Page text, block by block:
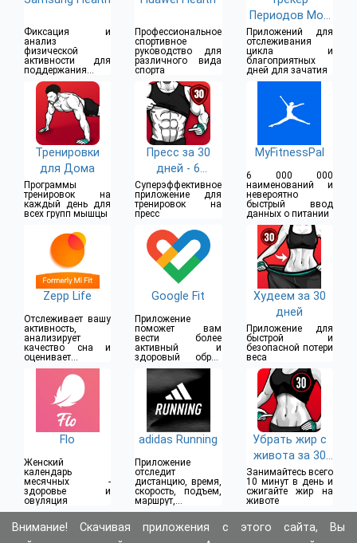
Фиксация и
анализ
физической
активности для
поддержания
здоровья и
физической
формы
Профессиональное
спортивное
руководство для
различного вида
спорта
Периодов Мой
Календарь
Приложений для
отслеживания
цикла и
благоприятных
дней для зачатия
Тренировки
для Дома
Программы
тренировок на
каждый день для
всех групп мышцы
Пресс за 30
дней - 6
Кубиков
Суперэффективное
приложение для
тренировок на
пресс
MyFitnessPal
6 000 000
наименований и
невероятно
быстрый ввод
данных о питании
Zepp Life
Отслеживает вашу
активность,
анализирует
качество сна и
оценивает
прогресс ваших
тренировок
Google Fit
Приложение
поможет вам
вести более
активный и
здоровый образ
жизни
Худеем за 30
дней
Приложение для
быстрой и
безопасной потери
веса
Flo
Женский
календарь
месячных -
здоровье и
овуляция
adidas Running
Приложение
отследит
дистанцию, время,
скорость, подъем,
маршрут,
израсходованные
Убрать жир с
живота за 30
дней
Занимайтесь всего
10 минут в день и
сжигайте жир на
животе
Внимание! Скачивая приложения с этого сайта, Вы